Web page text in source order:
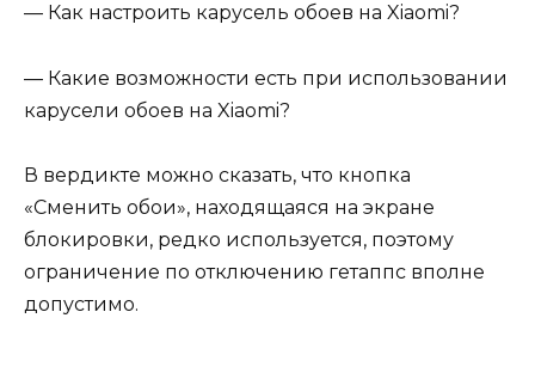
— Как настроить карусель обоев на Xiaomi?
— Какие возможности есть при использовании
карусели обоев на Xiaomi?
В вердикте можно сказать, что кнопка
«Сменить обои», находящаяся на экране
блокировки, редко используется, поэтому
ограничение по отключению гетаппс вполне
допустимо.